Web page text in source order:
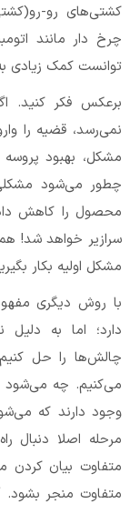
کشتی‌های رو-
چرخ دار مانند
توانست کمک زیادی
برعکس فکر کنید.
نمی‌رسد، قضیه را
مشکل، بهبود پروسه
چطور می‌شود مشکلی
محصول را کاهش داد.
سرازیر خواهد شد!
مشکل اولیه بکار
با روش دیگری
دارد؛ اما به
چالش‌ها را حل
می‌کنیم. چه می‌شود
وجود دارند که
مرحله اصلا دنبال
متفاوت بیان کردن
متفاوت منجر بشود.